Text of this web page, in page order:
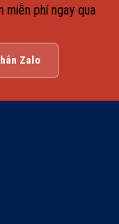
phí ngay qua
Zalo